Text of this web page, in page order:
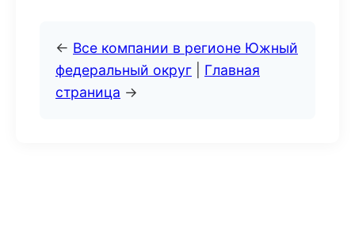
← Все компании в регионе Южный
федеральный округ
Главная
страница →